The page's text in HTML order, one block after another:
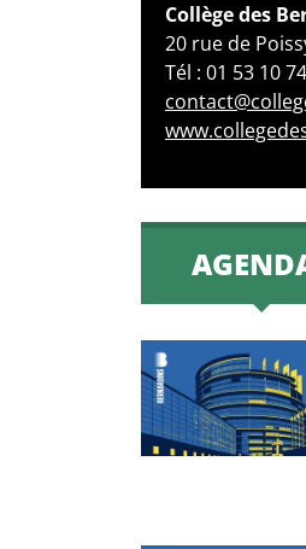
Collège des
20 rue de
Tél : 01 53 10